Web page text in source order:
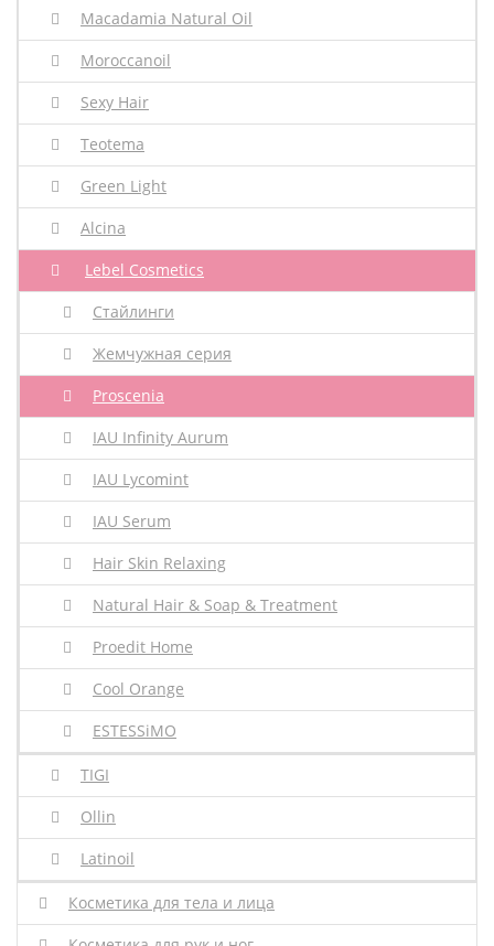
Macadamia Natural Oil
Moroccanoil
Sexy Hair
Teotema
Green Light
Alcina
Lebel Cosmetics
Стайлинги
Жемчужная серия
Proscenia
IAU Infinity Aurum
IAU Lycomint
IAU Serum
Hair Skin Relaxing
Natural Hair & Soap & Treatment
Proedit Home
Cool Orange
ESTESSiMO
TIGI
Ollin
Latinoil
Косметика для тела и лица